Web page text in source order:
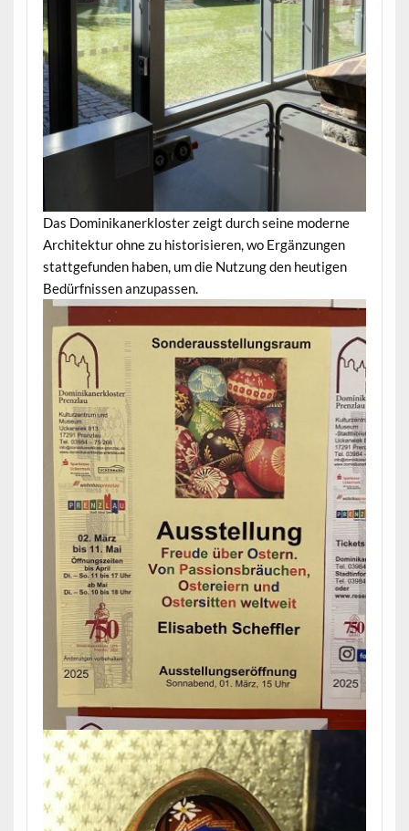
Das Dominikanerkloster zeigt durch seine moderne
Architektur ohne zu historisieren, wo Ergänzungen
stattgefunden haben, um die Nutzung den heutigen
Bedürfnissen anzupassen.